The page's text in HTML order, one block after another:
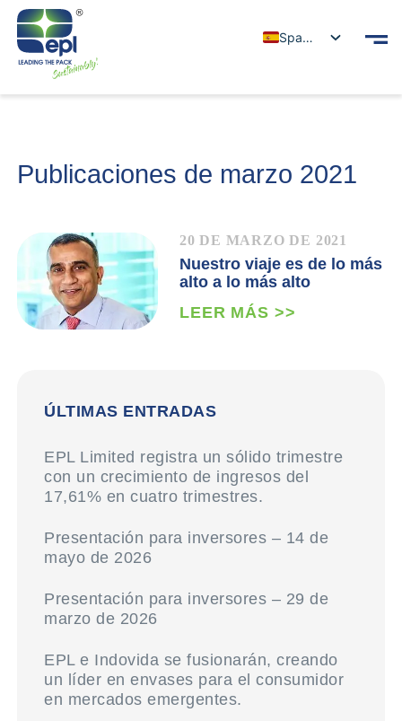
Spanish
Publicaciones de marzo 2021
20 DE MARZO DE 2021
Nuestro viaje es de lo más
alto a lo más alto
LEER MÁS >>
ÚLTIMAS ENTRADAS
EPL Limited registra un sólido trimestre
con un crecimiento de ingresos del
17,61% en cuatro trimestres.
Presentación para inversores – 14 de
mayo de 2026
Presentación para inversores – 29 de
marzo de 2026
EPL e Indovida se fusionarán, creando
un líder en envases para el consumidor
en mercados emergentes.